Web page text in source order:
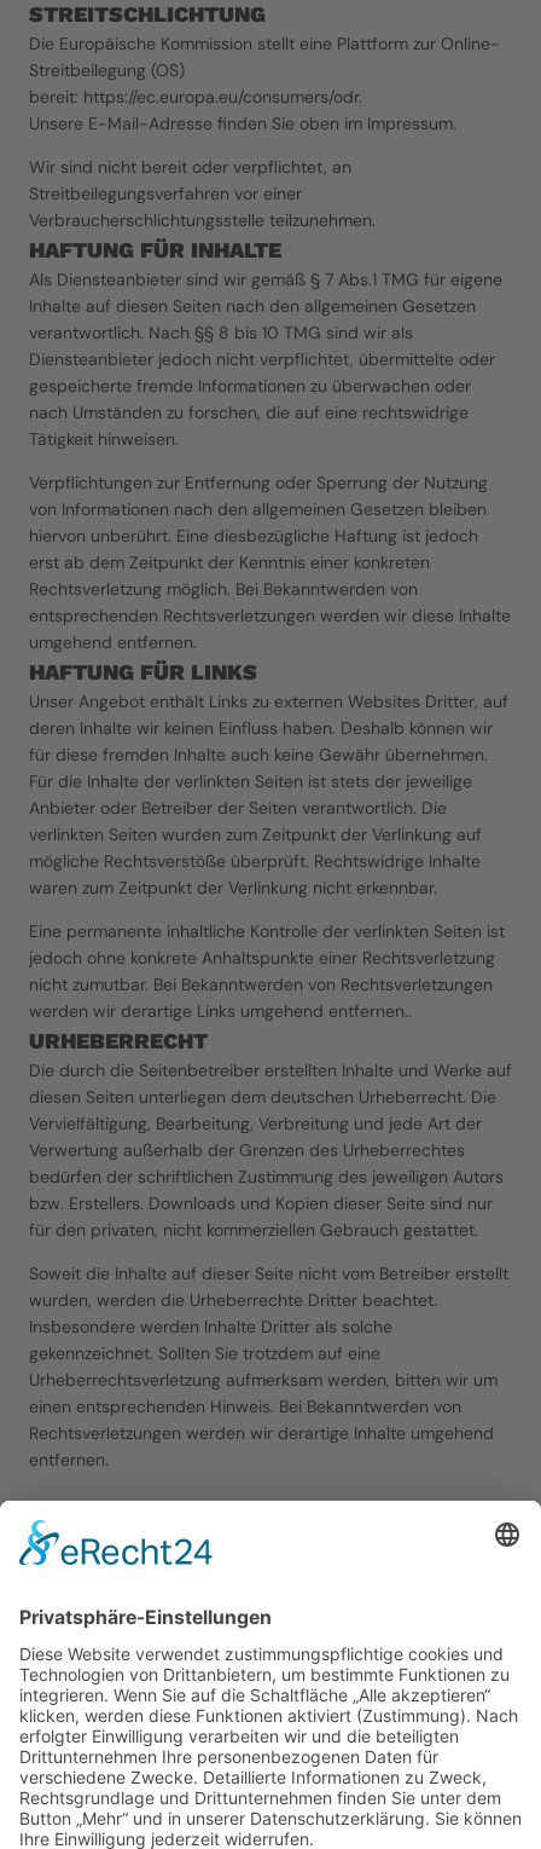
STREITSCHLICHTUNG
Die Europäische Kommission stellt eine Plattform zur Online-
Streitbeilegung (OS)
bereit: https://ec.europa.eu/consumers/odr.
Unsere E-Mail-Adresse finden Sie oben im Impressum.
Wir sind nicht bereit oder verpflichtet, an
Streitbeilegungsverfahren vor einer
Verbraucherschlichtungsstelle teilzunehmen.
HAFTUNG FÜR INHALTE
Als Diensteanbieter sind wir gemäß § 7 Abs.1 TMG für eigene
Inhalte auf diesen Seiten nach den allgemeinen Gesetzen
verantwortlich. Nach §§ 8 bis 10 TMG sind wir als
Diensteanbieter jedoch nicht verpflichtet, übermittelte oder
gespeicherte fremde Informationen zu überwachen oder
nach Umständen zu forschen, die auf eine rechtswidrige
Tätigkeit hinweisen.
Verpflichtungen zur Entfernung oder Sperrung der Nutzung
von Informationen nach den allgemeinen Gesetzen bleiben
hiervon unberührt. Eine diesbezügliche Haftung ist jedoch
erst ab dem Zeitpunkt der Kenntnis einer konkreten
Rechtsverletzung möglich. Bei Bekanntwerden von
entsprechenden Rechtsverletzungen werden wir diese Inhalte
umgehend entfernen.
HAFTUNG FÜR LINKS
Unser Angebot enthält Links zu externen Websites Dritter, auf
deren Inhalte wir keinen Einfluss haben. Deshalb können wir
für diese fremden Inhalte auch keine Gewähr übernehmen.
Für die Inhalte der verlinkten Seiten ist stets der jeweilige
Anbieter oder Betreiber der Seiten verantwortlich. Die
verlinkten Seiten wurden zum Zeitpunkt der Verlinkung auf
mögliche Rechtsverstöße überprüft. Rechtswidrige Inhalte
waren zum Zeitpunkt der Verlinkung nicht erkennbar.
Eine permanente inhaltliche Kontrolle der verlinkten Seiten ist
jedoch ohne konkrete Anhaltspunkte einer Rechtsverletzung
nicht zumutbar. Bei Bekanntwerden von Rechtsverletzungen
werden wir derartige Links umgehend entfernen..
URHEBERRECHT
Die durch die Seitenbetreiber erstellten Inhalte und Werke auf
diesen Seiten unterliegen dem deutschen Urheberrecht. Die
Vervielfältigung, Bearbeitung, Verbreitung und jede Art der
Verwertung außerhalb der Grenzen des Urheberrechtes
bedürfen der schriftlichen Zustimmung des jeweiligen Autors
bzw. Erstellers. Downloads und Kopien dieser Seite sind nur
für den privaten, nicht kommerziellen Gebrauch gestattet.
Soweit die Inhalte auf dieser Seite nicht vom Betreiber erstellt
wurden, werden die Urheberrechte Dritter beachtet.
Insbesondere werden Inhalte Dritter als solche
gekennzeichnet. Sollten Sie trotzdem auf eine
Urheberrechtsverletzung aufmerksam werden, bitten wir um
einen entsprechenden Hinweis. Bei Bekanntwerden von
Rechtsverletzungen werden wir derartige Inhalte umgehend
entfernen.
Alte Turnhalle Berlin
Holteistraße 6-9
Google Maps
S-Bahn (Ostkreuz)
Tram (Boxhagener Str./Holteistraße)
KONTAKT
info@alte-turnhalle-berlin.de
Für Event- & allgemeine Anfragen:                  + 49
(0)30 120 878 52
ÖFFNUNGSZEITEN